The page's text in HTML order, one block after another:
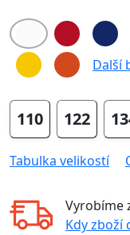
Další
110 122
Tabulka velikostí
Vyrobíme
Kdy zboží